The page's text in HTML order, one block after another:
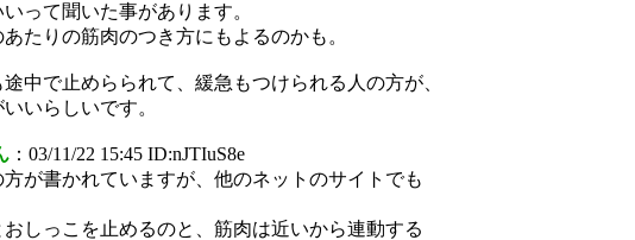
って聞いた事があります。
たりの筋肉のつき方にもよるのかも。
中で止めらられて、緩急もつけられる人の方が、
いらしいです。
：03/11/22 15:45 ID:nJTIuS8e
が書かれていますが、他のネットのサイトでも
しっこを止めるのと、筋肉は近いから連動する